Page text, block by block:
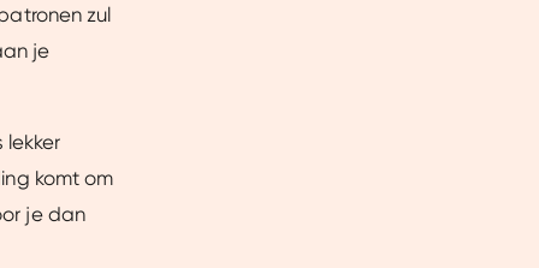
zul
je
lekker
komt om
je dan